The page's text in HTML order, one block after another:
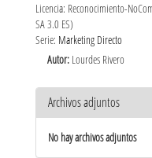
Licencia: Reconocimiento-
SA 3.0 ES)
Serie: Marketing Directo
Autor: Lourdes Rivero
Archivos adjuntos
No hay archivos adjuntos